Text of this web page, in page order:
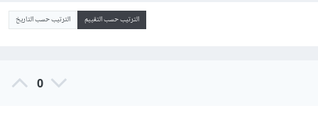
الترتيب حسب التقييم الترتيب حسب التاريخ
0